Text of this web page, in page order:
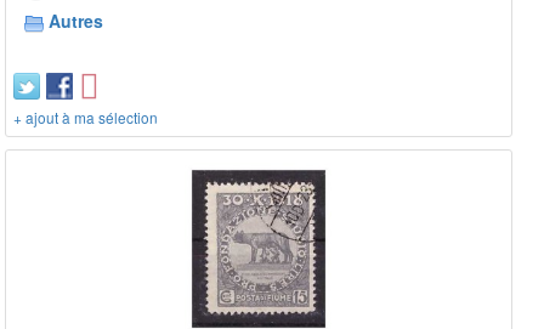
Autres
+ ajout à ma sélection